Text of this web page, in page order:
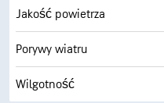
Widoczność
Pułap chmur
Jakość powietrza
Porywy wiatru
Wilgotność